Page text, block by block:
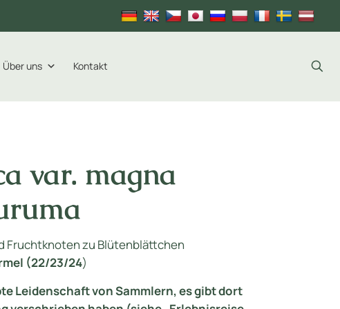
Über uns Kontakt
var. magna
Fruchtknoten zu Blütenblättchen
(22/23/24)
Leidenschaft von Sammlern, es gibt dort